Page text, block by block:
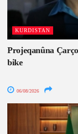
KURDISTAN
Projeqanûna
bike
06/08/2026